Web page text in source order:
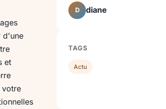
d'une
et
votre
D diane
TAGS
Actu